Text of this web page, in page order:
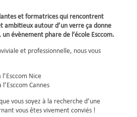
et formatrices qui rencontrent
ambitieux autour d’un verre ça donne
un évènement phare de l’école Esccom.
et professionnelle, nous vous
Nice
Cannes
vous soyez à la recherche d’une
vous êtes vivement conviés !